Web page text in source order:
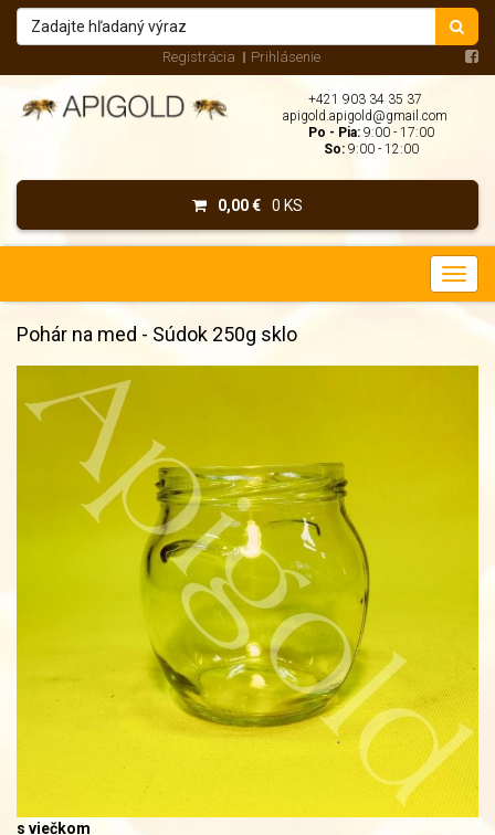
Registrácia Prihlásenie
+421 903 34 35 37
apigold.apigold@gmail.com
Po - Pia: 9:00 - 17:00
So: 9:00 - 12:00
0,00 € 0 KS
Pohár na med - Súdok 250g sklo
s viečkom